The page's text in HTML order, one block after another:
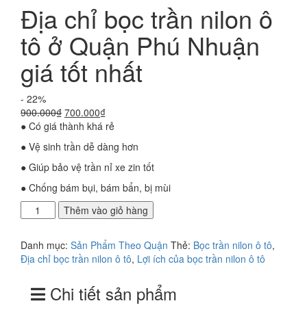
Địa chỉ bọc trần nilon ô
tô ở Quận Phú Nhuận
giá tốt nhất
- 22%
900.000₫ Giá
gốc
là:
900.000₫.
700.000₫Giá
hiện
là:
700.000₫.
● Có giá thành khá rẻ
● Vệ sinh trần dễ dàng hơn
● Giúp bảo vệ trần nỉ xe zin tốt
● Chống bám bụi, bám bẩn, bị mùi
chỉ
trần
nilon
Thêm vào giỏ hàng
Danh mục: Sản Phẩm Theo Quận Thẻ: Bọc trần nilon ô tô,
Địa chỉ bọc trần nilon ô tô, Lợi ích của bọc trần nilon ô tô
Chi tiết sản phẩm